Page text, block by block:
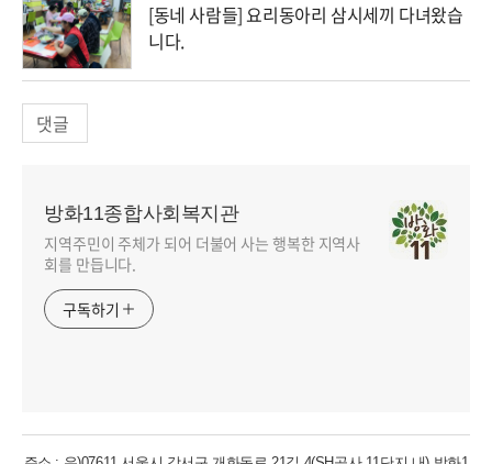
[동네 사람들] 요리동아리 삼시세끼 다녀왔습
니다.
댓글
방화11종합사회복지관
지역주민이 주체가 되어 더불어 사는 행복한 지역사
회를 만듭니다.
구독하기